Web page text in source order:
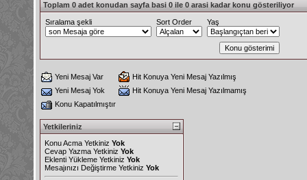
Toplam 0 adet konudan sayfa basi 0 ile 0 arasi kadar konu gösteriliyor
Sıralama şekli Sort Order Yaş
Yeni Mesaj Var
Hit Konuya Yeni Mesaj Yazılmış
Yeni Mesaj Yok
Hit Konuya Yeni Mesaj Yazılmamış
Konu Kapatılmıştır
Yetkileriniz
Konu Acma Yetkiniz Yok
Cevap Yazma Yetkiniz Yok
Eklenti Yükleme Yetkiniz Yok
Mesajınızı Değiştirme Yetkiniz Yok